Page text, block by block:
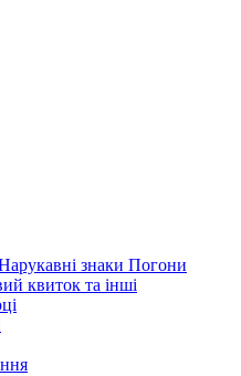
знаки Погони
квиток та інші